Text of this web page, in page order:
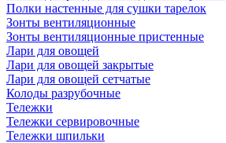
Полки настенные для сушки тарелок
Зонты вентиляционные
Зонты вентиляционные пристенные
Лари для овощей
Лари для овощей закрытые
Лари для овощей сетчатые
Колоды разрубочные
Тележки
Тележки сервировочные
Тележки шпильки